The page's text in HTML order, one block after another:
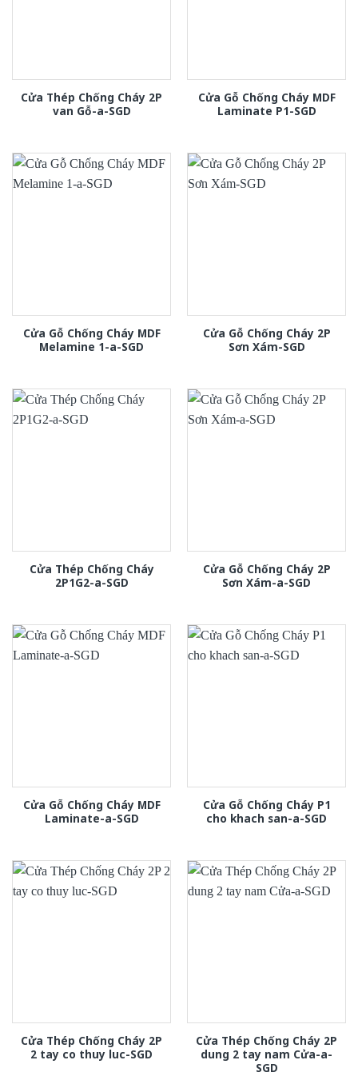
Cửa Thép Chống Cháy 2P
van Gỗ-a-SGD
Cửa Gỗ Chống Cháy MDF
Laminate P1-SGD
Cửa Gỗ Chống Cháy MDF
Melamine 1-a-SGD
Cửa Gỗ Chống Cháy 2P
Sơn Xám-SGD
Cửa Thép Chống Cháy
2P1G2-a-SGD
Cửa Gỗ Chống Cháy 2P
Sơn Xám-a-SGD
Cửa Gỗ Chống Cháy MDF
Laminate-a-SGD
Cửa Gỗ Chống Cháy P1
cho khach san-a-SGD
Cửa Thép Chống Cháy 2P
2 tay co thuy luc-SGD
Cửa Thép Chống Cháy 2P
dung 2 tay nam Cửa-a-
SGD